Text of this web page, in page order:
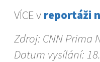
VÍCE v reportáži
Zdroj: CNN Prima
Datum vysílání: